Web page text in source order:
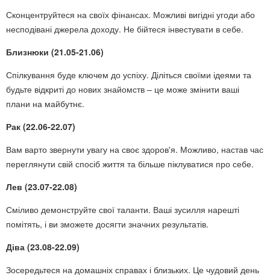
Сконцентруйтеся на своїх фінансах. Можливі вигідні угоди або
несподівані джерела доходу. Не бійтеся інвестувати в себе.
Близнюки (21.05-21.06)
Спілкування буде ключем до успіху. Діліться своїми ідеями та
будьте відкриті до нових знайомств – це може змінити ваші
плани на майбутнє.
Рак (22.06-22.07)
Вам варто звернути увагу на своє здоров'я. Можливо, настав час
переглянути свій спосіб життя та більше піклуватися про себе.
Лев (23.07-22.08)
Сміливо демонструйте свої таланти. Ваші зусилля нарешті
помітять, і ви зможете досягти значних результатів.
Діва (23.08-22.09)
Зосередьтеся на домашніх справах і близьких. Це чудовий день